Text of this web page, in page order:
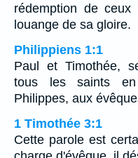
rédemption de
louange de sa gloire.
Philippiens 1:1
Paul et Timothée,
tous les saints
Philippes, aux
1 Timothée 3:1
Cette parole est